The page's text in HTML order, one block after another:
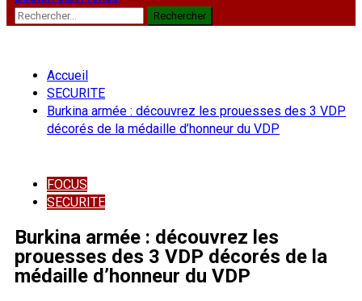
Rechercher :
Accueil
SECURITE
Burkina armée : découvrez les prouesses des 3 VDP
décorés de la médaille d’honneur du VDP
FOCUS
SECURITE
Burkina armée : découvrez les
prouesses des 3 VDP décorés de la
médaille d’honneur du VDP